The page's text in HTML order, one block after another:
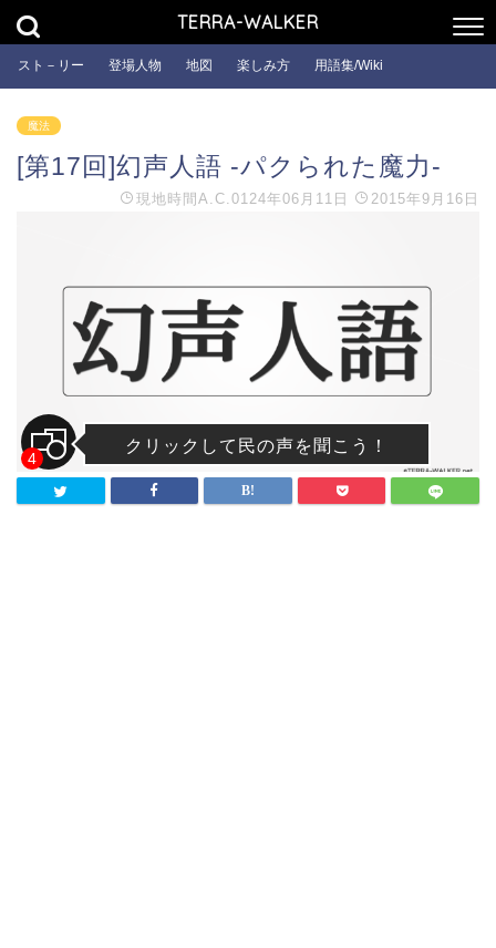
TERRA-WALKER
スト－リー 登場人物 地図 楽しみ方 用語集/Wiki
魔法
[第17回]幻声人語 -パクられた魔力-
現地時間 A.C.0124年06月11日 2015年9月16日
4
クリックして民の声を聞こう！